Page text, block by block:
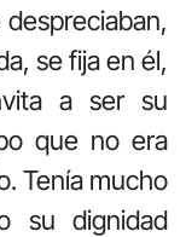
se fija en él,
a ser su
que no era
Tenía mucho
su dignidad